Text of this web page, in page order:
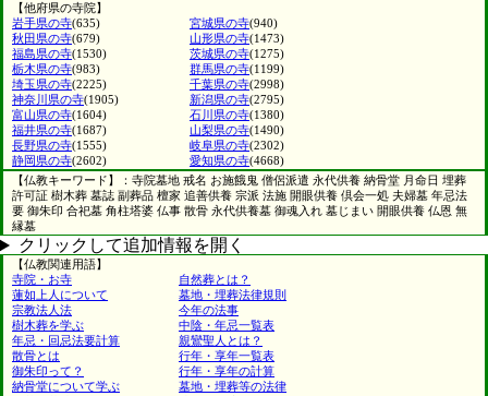
【他府県の寺院】
岩手県の寺(635) 宮城県の寺(940)
秋田県の寺(679) 山形県の寺(1473)
福島県の寺(1530) 茨城県の寺(1275)
栃木県の寺(983) 群馬県の寺(1199)
埼玉県の寺(2225) 千葉県の寺(2998)
神奈川県の寺(1905) 新潟県の寺(2795)
富山県の寺(1604) 石川県の寺(1380)
福井県の寺(1687) 山梨県の寺(1490)
長野県の寺(1555) 岐阜県の寺(2302)
静岡県の寺(2602) 愛知県の寺(4668)
【仏教キーワード】：寺院墓地 戒名 お施餓鬼 僧侶派遣 永代供養 納骨堂 月命日 埋葬
許可証 樹木葬 墓誌 副葬品 檀家 追善供養 宗派 法施 開眼供養 倶会一処 夫婦墓 年忌法
要 御朱印 合祀墓 角柱塔婆 仏事 散骨 永代供養墓 御魂入れ 墓じまい 開眼供養 仏恩 無
縁墓
クリックして追加情報を開く
【仏教関連用語】
寺院・お寺
自然葬とは？
蓮如上人について
墓地・埋葬法律規則
宗教法人法
今年の法事
樹木葬を学ぶ
中陰・年忌一覧表
年忌・回忌法要計算
親鸞聖人とは？
散骨とは
行年・享年一覧表
御朱印って？
行年・享年の計算
納骨堂について学ぶ
墓地・埋葬等の法律